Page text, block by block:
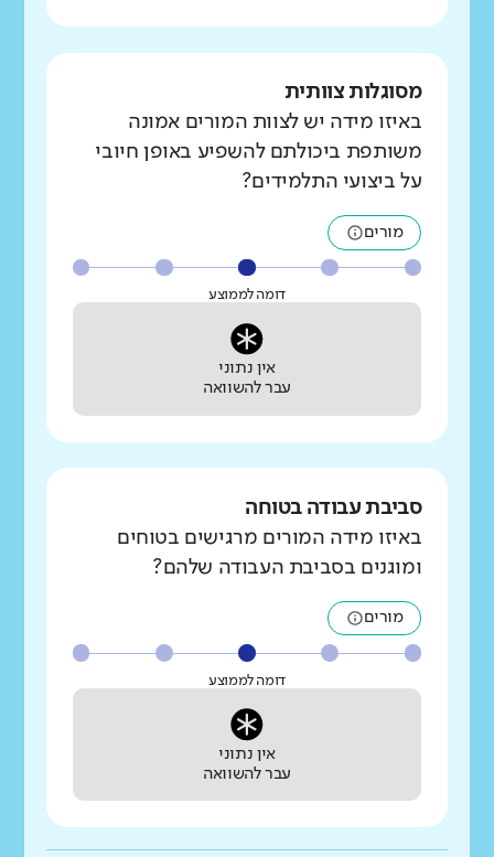
מסוגלות צוותית
באיזו מידה יש לצוות המורים אמונה
משותפת ביכולתם להשפיע באופן חיובי
על ביצועי התלמידים?
מורים
דומה לממוצע
אין נתוני
עבר להשוואה
סביבת עבודה בטוחה
באיזו מידה המורים מרגישים בטוחים
ומוגנים בסביבת העבודה שלהם?
מורים
דומה לממוצע
אין נתוני
עבר להשוואה